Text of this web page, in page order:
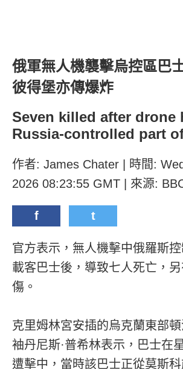
俄軍無人機襲擊烏控區巴
彼得堡亦傳爆炸
Seven killed after drone
Russia-controlled part
作者: James Chater | 時間:
2026 08:23:55 GMT | 來源:
f t
官方表示，無人機擊中俄羅斯
載客巴士後，導致七人死亡，
傷。
克里姆林宮安插的烏克蘭東部
袖丹尼斯·普希林表示，巴士在
遭擊中，當時該巴士正從莫斯